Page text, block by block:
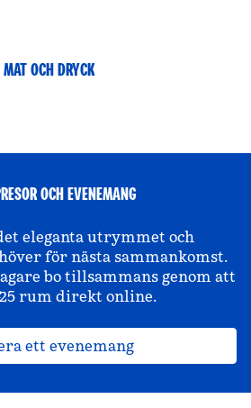
MAT OCH DRYCK
OCH EVENEMANG
eleganta utrymmet och
för nästa sammankomst.
bo tillsammans genom att
rum direkt online.
ett evenemang